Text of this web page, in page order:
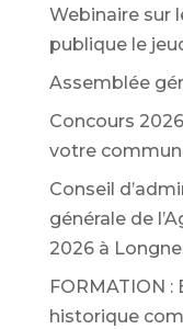
Webinaire sur
publique le
Assemblée
Concours
votre
Conseil
générale de
2026 à
FORMATION
historique